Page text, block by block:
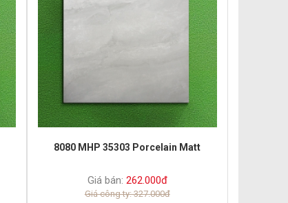
8080 MHP 35303 Porcelain Matt
Giá bán: 262.000đ
Giá công ty: 327.000đ